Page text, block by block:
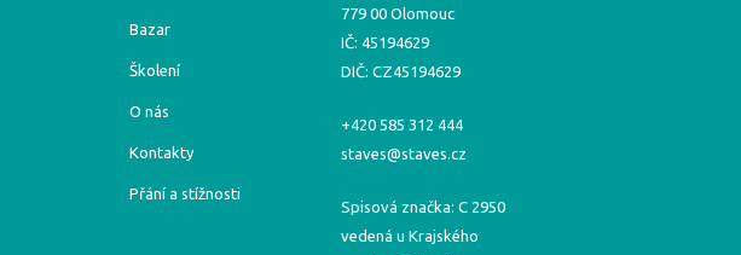
Bazar
Školení
O nás
Kontakty
Přání a stížnosti
779 00 Olomouc
IČ: 45194629
DIČ: CZ45194629
+420 585 312 444
staves@staves.cz
Spisová značka: C 2950
vedená u Krajského